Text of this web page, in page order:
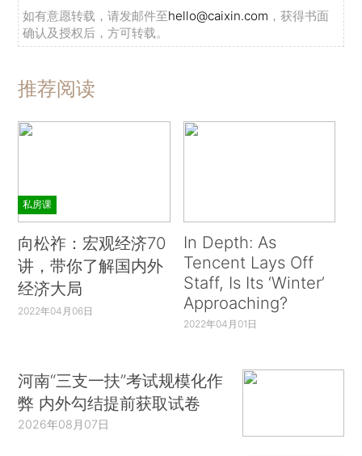
如有意愿转载，请发邮件至hello@caixin.com ，获得书面
确认及授权后，方可转载。
推荐阅读
私房课
向松祚：宏观经济70
讲，带你了解国内外
经济大局
2022年04月06日
In Depth: As
Tencent Lays Off
Staff, Is Its ‘Winter’
Approaching?
2022年04月01日
河南“三支一扶”考试规模化作
弊 内外勾结提前获取试卷
2026年08月07日